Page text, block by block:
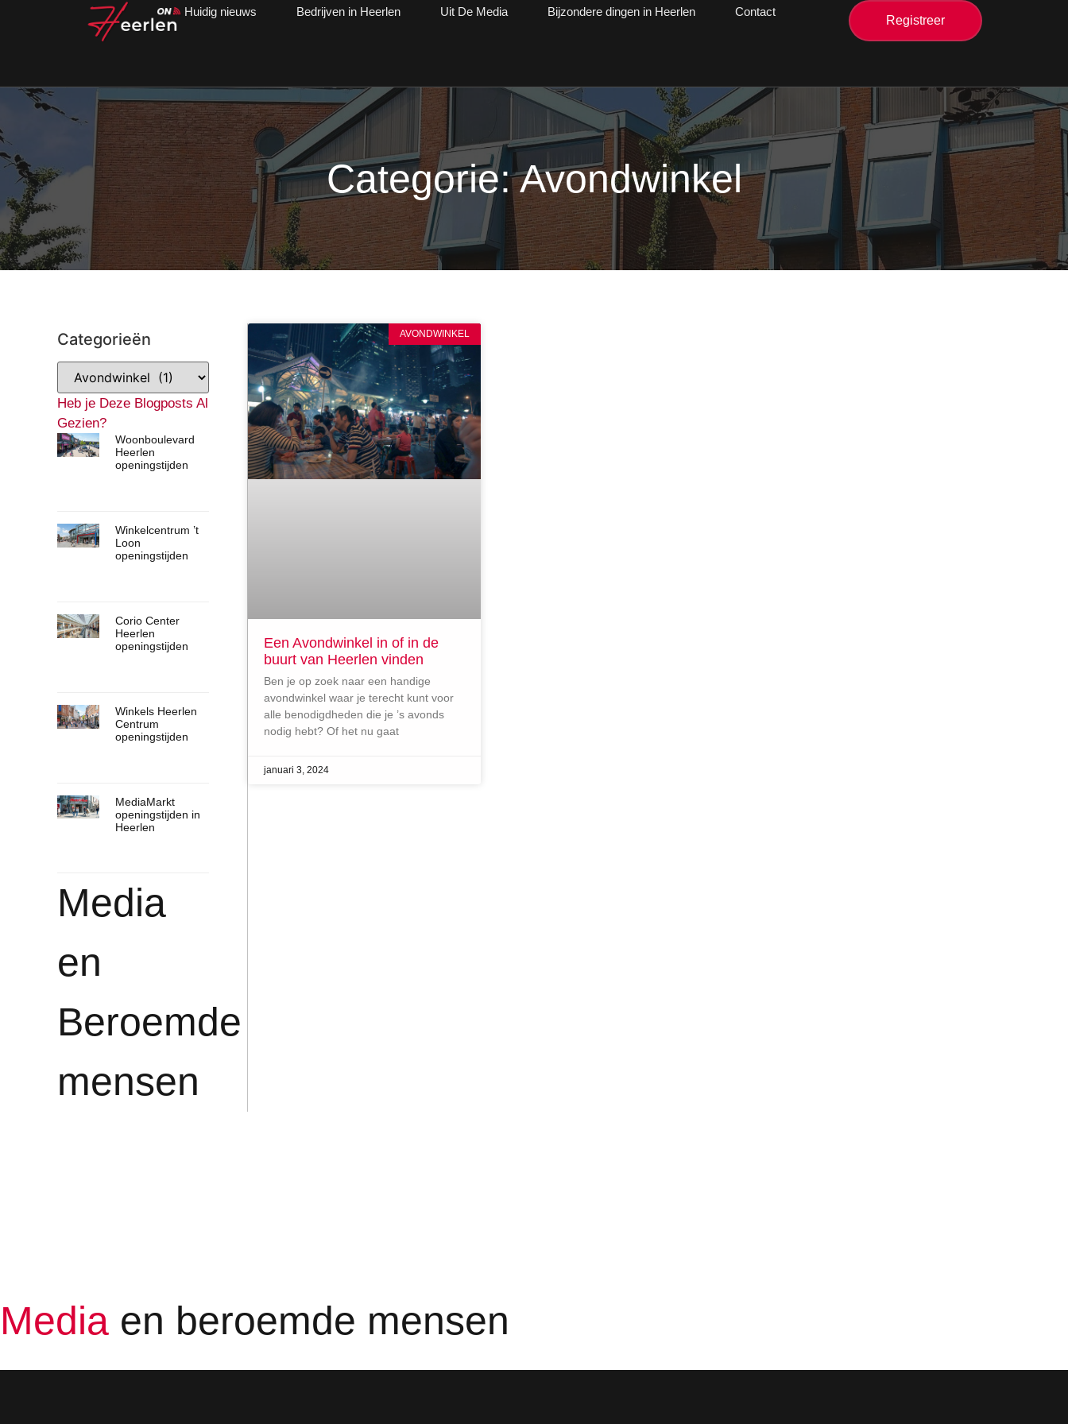
Huidig nieuws Bedrijven in Heerlen Uit De Media Bijzondere dingen in Heerlen Contact
Registreer
Categorie: Avondwinkel
Categorieën
Heb je Deze Blogposts Al
Gezien?
Woonboulevard
Heerlen
openingstijden
Winkelcentrum ’t
Loon
openingstijden
Corio Center
Heerlen
openingstijden
Winkels Heerlen
Centrum
openingstijden
MediaMarkt
openingstijden in
Heerlen
Media
en
Beroemde
mensen
AVONDWINKEL
Een Avondwinkel in of in de
buurt van Heerlen vinden
Ben je op zoek naar een handige
avondwinkel waar je terecht kunt voor
alle benodigdheden die je ’s avonds
nodig hebt? Of het nu gaat
januari 3, 2024
Media en beroemde mensen